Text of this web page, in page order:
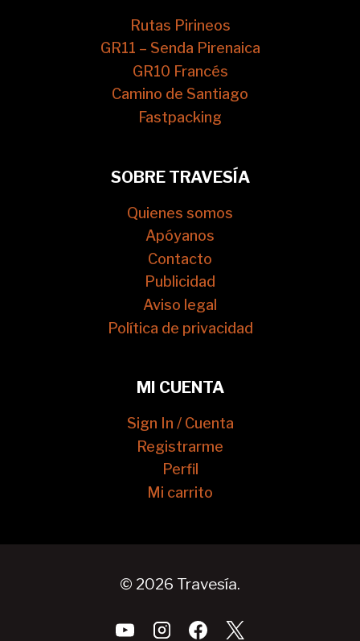
Rutas Pirineos
GR11 – Senda Pirenaica
GR10 Francés
Camino de Santiago
Fastpacking
SOBRE TRAVESÍA
Quienes somos
Apóyanos
Contacto
Publicidad
Aviso legal
Política de privacidad
MI CUENTA
Sign In / Cuenta
Registrarme
Perfil
Mi carrito
© 2026 Travesía.